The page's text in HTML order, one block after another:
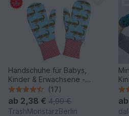
Handschuhe für Babys,
Kinder & Erwachsene -
Schnittmuster & Nähanleitung
(17)
ab 2,38 € 4,99 €
TrashMonstarzBerlin
ab